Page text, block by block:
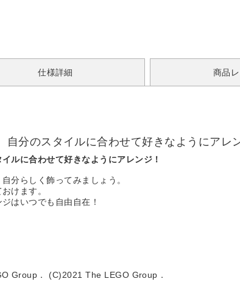
仕様詳細 商品
分のスタイルに合わせて好きなようにアレ
ルに合わせて好きなようにアレンジ！
分らしく飾ってみましょう。
けます。
はいつでも自由自在！
Group． (C)2021 The LEGO Group．